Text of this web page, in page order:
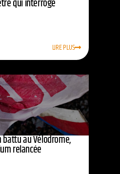
qui interroge
LIRE PLUS
battu au Vélodrome,
relancée